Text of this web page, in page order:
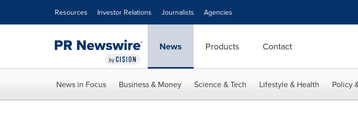
Resources Investor Relations Journalists Agencies
News Products Contact
News in Focus Business & Money Science & Tech Lifestyle & Health Policy